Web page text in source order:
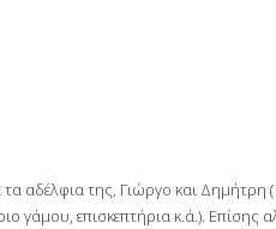
αδέλφια της, Γιώργο και
γάμου, επισκεπτήρια κ.ά.).